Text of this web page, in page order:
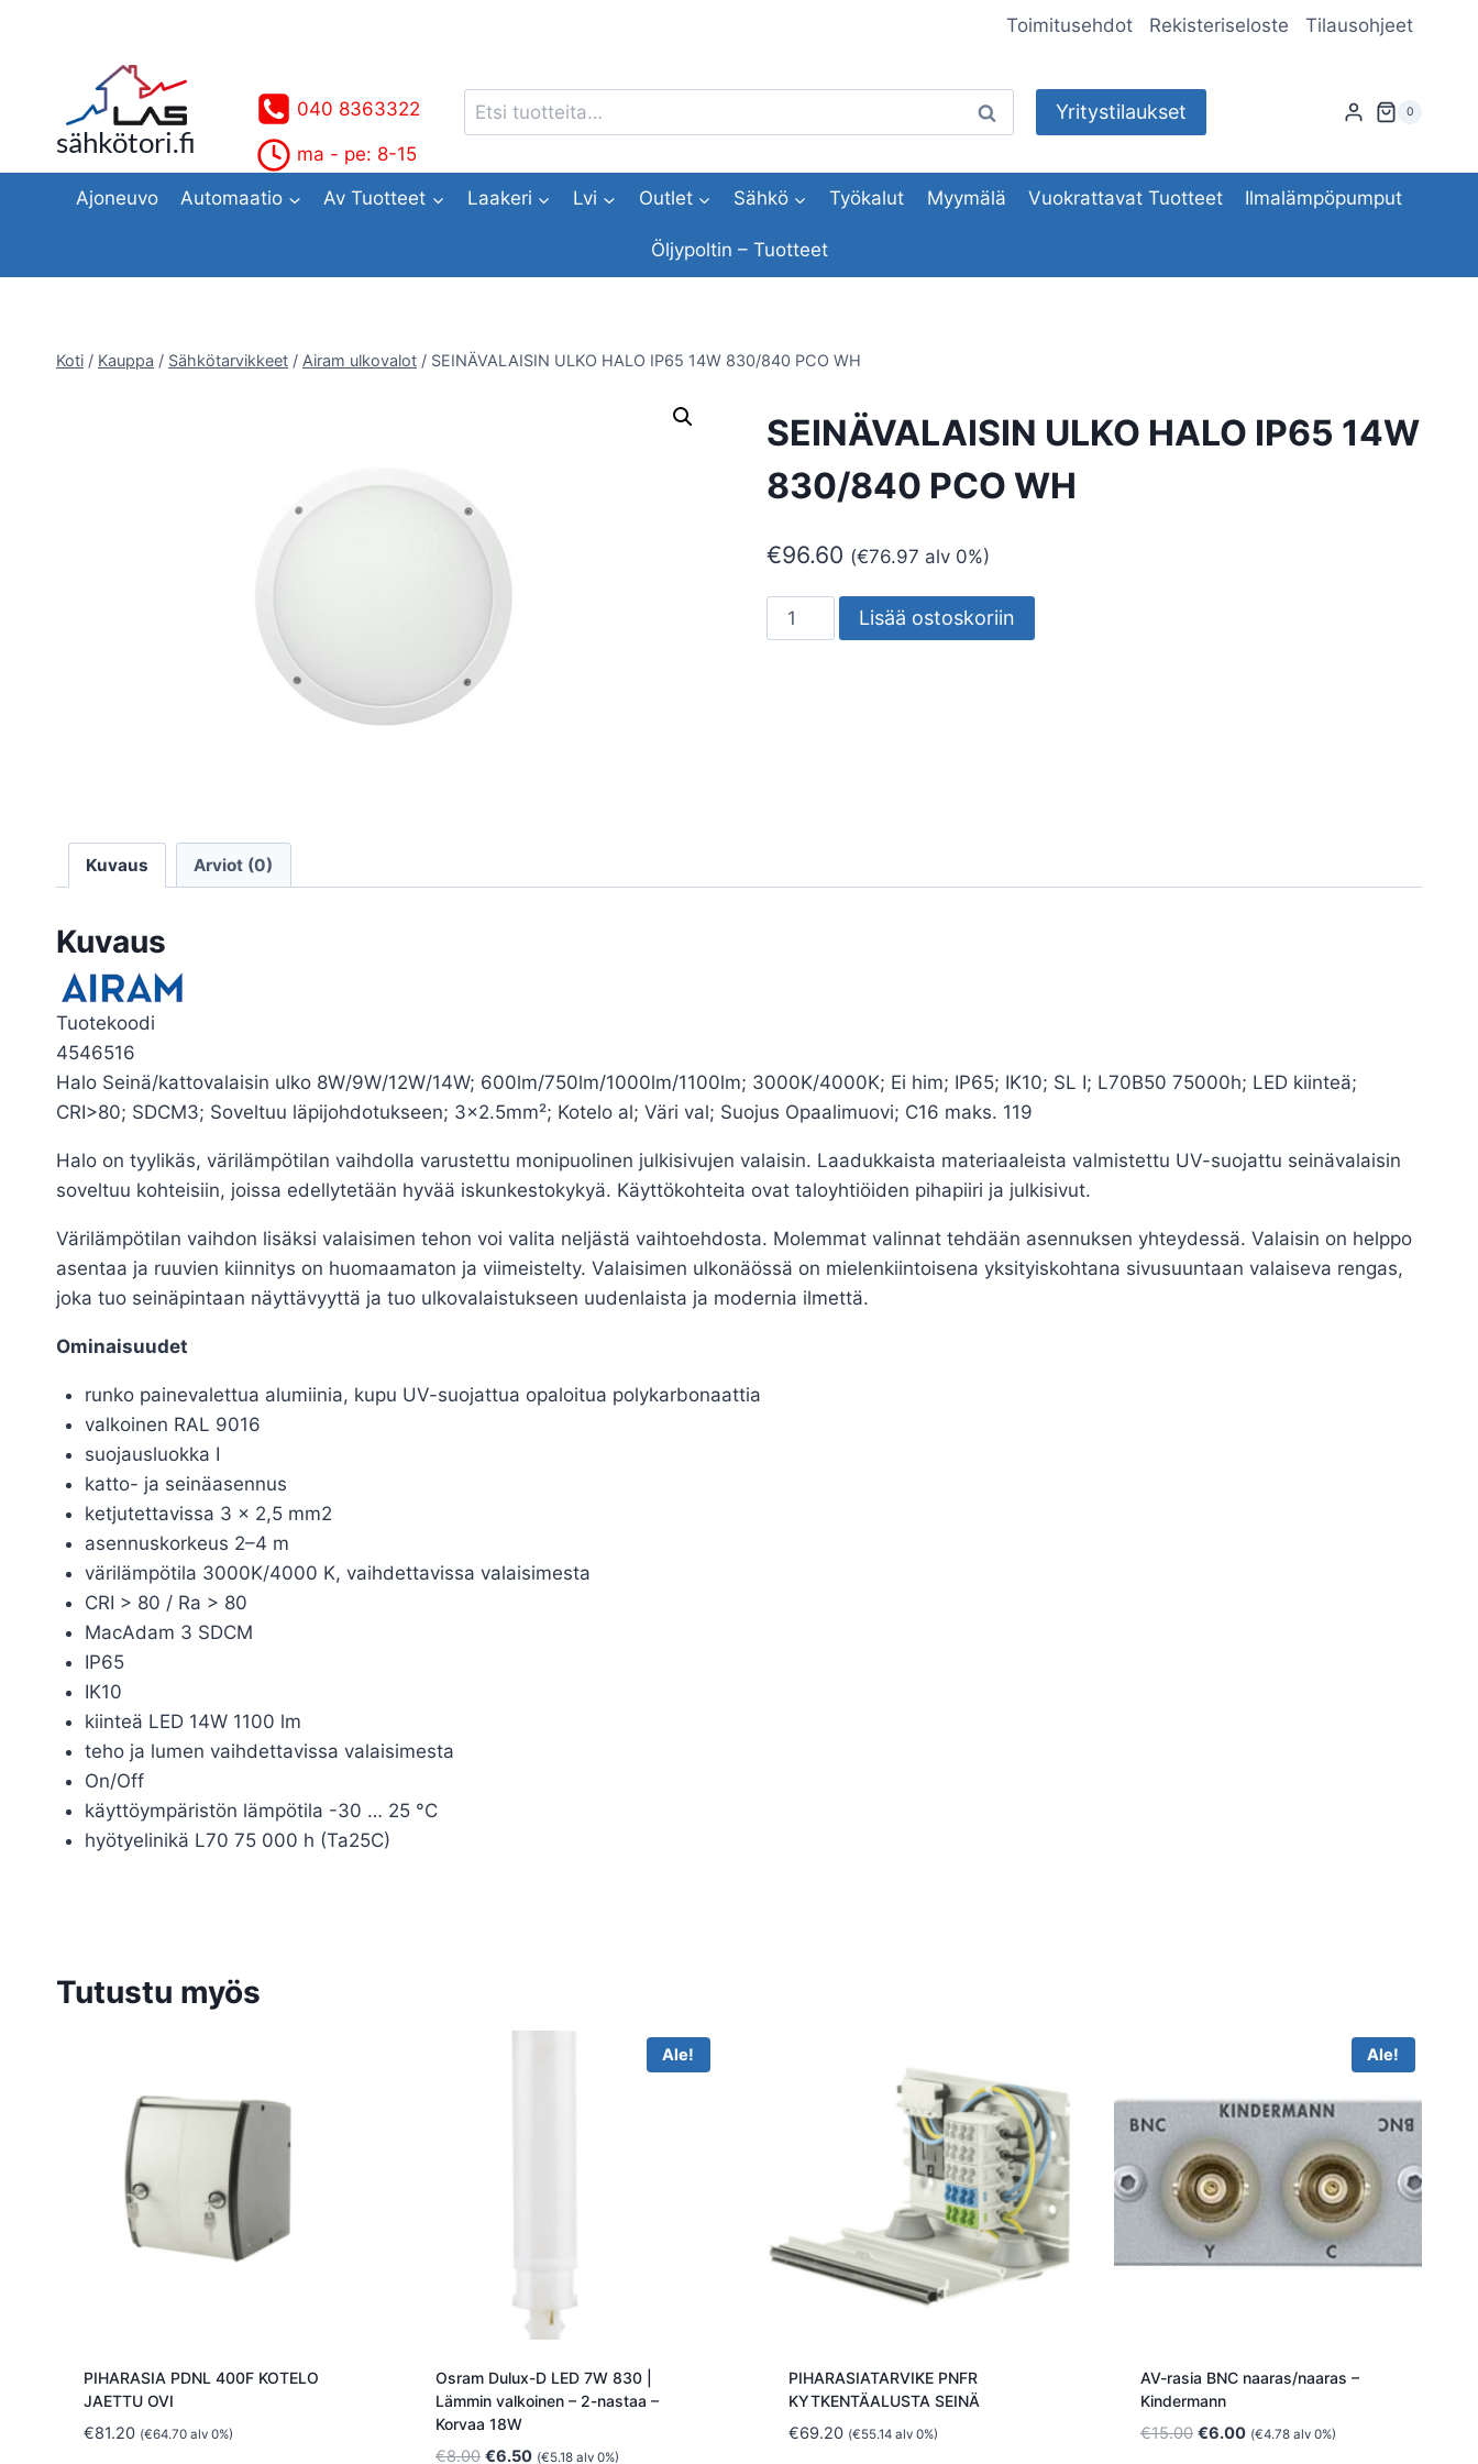
Toimitusehdot Rekisteriseloste Tilausohjeet
sähkötori.fi
040 8363322
ma - pe: 8-15
Etsi: Haku Yritystilaukset 0
Ajoneuvo Automaatio Av Tuotteet Laakeri Lvi Outlet Sähkö Työkalut Myymälä Vuokrattavat Tuotteet Ilmalämpöpumput
Öljypoltin – Tuotteet
Koti / Kauppa / Sähkötarvikkeet / Airam ulkovalot / SEINÄVALAISIN ULKO HALO IP65 14W 830/840 PCO WH
SEINÄVALAISIN ULKO HALO IP65 14W
830/840 PCO WH
€96.60 (€76.97 alv 0%)
SEINÄVALAISIN
ULKO
Lisää ostoskoriin
Kuvaus Arviot (0)
Kuvaus
Tuotekoodi
4546516
Halo Seinä/kattovalaisin ulko 8W/9W/12W/14W; 600lm/750lm/1000lm/1100lm; 3000K/4000K; Ei him; IP65; IK10; SL I; L70B50 75000h; LED kiinteä;
CRI>80; SDCM3; Soveltuu läpijohdotukseen; 3×2.5mm²; Kotelo al; Väri val; Suojus Opaalimuovi; C16 maks. 119
Halo on tyylikäs, värilämpötilan vaihdolla varustettu monipuolinen julkisivujen valaisin. Laadukkaista materiaaleista valmistettu UV-suojattu seinävalaisin
soveltuu kohteisiin, joissa edellytetään hyvää iskunkestokykyä. Käyttökohteita ovat taloyhtiöiden pihapiiri ja julkisivut.
Värilämpötilan vaihdon lisäksi valaisimen tehon voi valita neljästä vaihtoehdosta. Molemmat valinnat tehdään asennuksen yhteydessä. Valaisin on helppo
asentaa ja ruuvien kiinnitys on huomaamaton ja viimeistelty. Valaisimen ulkonäössä on mielenkiintoisena yksityiskohtana sivusuuntaan valaiseva rengas,
joka tuo seinäpintaan näyttävyyttä ja tuo ulkovalaistukseen uudenlaista ja modernia ilmettä.
Ominaisuudet
runko painevalettua alumiinia, kupu UV-suojattua opaloitua polykarbonaattia
valkoinen RAL 9016
suojausluokka I
katto- ja seinäasennus
ketjutettavissa 3 x 2,5 mm2
asennuskorkeus 2–4 m
värilämpötila 3000K/4000 K, vaihdettavissa valaisimesta
CRI > 80 / Ra > 80
MacAdam 3 SDCM
IP65
IK10
kiinteä LED 14W 1100 lm
teho ja lumen vaihdettavissa valaisimesta
On/Off
käyttöympäristön lämpötila -30 … 25 °C
hyötyelinikä L70 75 000 h (Ta25C)
Tutustu myös
PIHARASIA PDNL 400F KOTELO
JAETTU OVI
€81.20 (€64.70alv 0%)
Ale!
Osram Dulux-D LED 7W 830 |
Lämmin valkoinen – 2-nastaa –
Korvaa 18W
€8.00 Alkuperäinen
€6.50Nykyinen
(€5.18 alv 0%)
PIHARASIATARVIKE PNFR
KYTKENTÄALUSTA SEINÄ
€69.20 (€55.14alv 0%)
Ale!
AV-rasia BNC naaras/naaras –
Kindermann
€15.00 Alkuperäinen
€6.00Nykyinen
(€4.78 alv 0%)